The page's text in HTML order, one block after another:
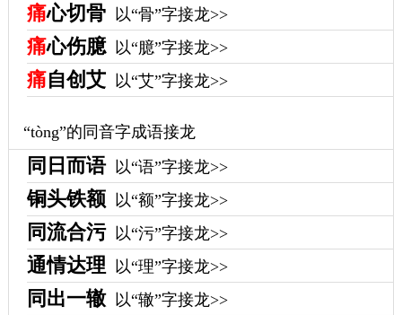
痛心切骨 以“骨”字接龙>>
痛心伤臆 以“臆”字接龙>>
痛自创艾 以“艾”字接龙>>
“tòng”的同音字成语接龙
同日而语 以“语”字接龙>>
铜头铁额 以“额”字接龙>>
同流合污 以“污”字接龙>>
通情达理 以“理”字接龙>>
同出一辙 以“辙”字接龙>>